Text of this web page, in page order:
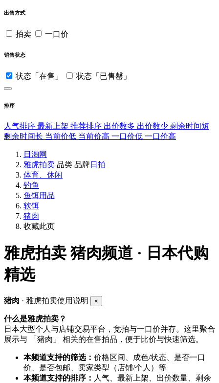
出售方式
拍卖 一口价
销售状态
状态「在售」 状态「已售罄」
排序
人气排序 最新上架 推荐排序 出价数多 出价数少 剩余时间短
剩余时间长 当前价低 当前价高 一口价低 一口价高
日淘网
雅虎拍卖 品类 品牌日拍
体育、休闲
钓鱼
鱼饵用品
软饵
猪肉
收藏此页
雅虎拍卖 猪肉频道 · 日本代购
精选
猪肉 · 雅虎拍卖使用说明 ×
什么是雅虎拍卖？
日本大型个人与店铺交易平台，竞拍与一口价并存。这里聚合
展示与 「猪肉」 相关的在售拍品，便于比价与快速筛选。
本频道支持的筛选： 价格区间、成色/状态、是否一口
价、是否包邮、卖家类型（店铺/个人）等
本频道支持的排序： 人气、最新上架、出价数量、剩余